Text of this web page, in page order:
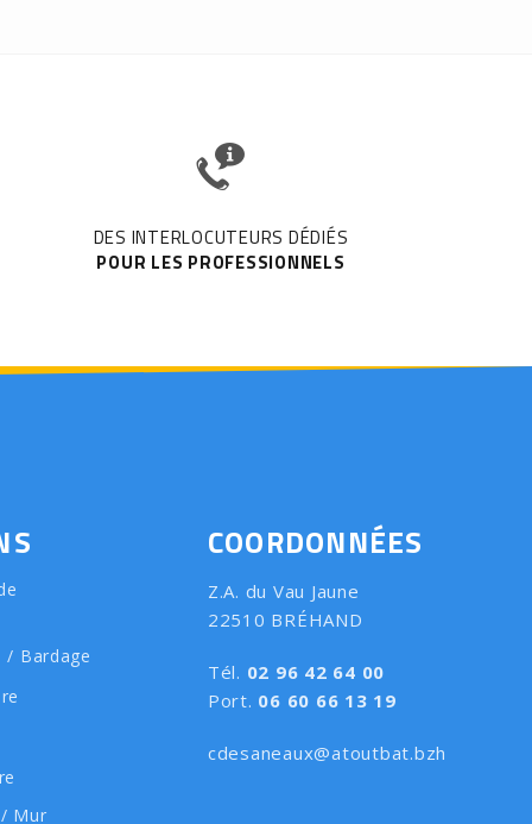
DES INTERLOCUTEURS DÉDIÉS
POUR LES PROFESSIONNELS
/ Bardage
Mur
COORDONNÉES
Z.A. du Vau Jaune
22510 BRÉHAND
Tél. 02 96 42 64 00
Port. 06 60 66 13 19
cdesaneaux@atoutbat.bzh